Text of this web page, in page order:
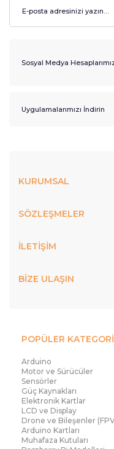
Sosyal Medya
Uygulamalarımızı İndirin
KURUMSAL
SÖZLEŞMELER
İLETİŞİM
BİZE ULAŞIN
POPÜLER
Arduino
Motor ve Sürücüler
Sensörler
Güç Kaynakları
Elektronik Kartlar
LCD ve Display
Drone ve Bileşenler
Arduino Kartları
Muhafaza Kutuları